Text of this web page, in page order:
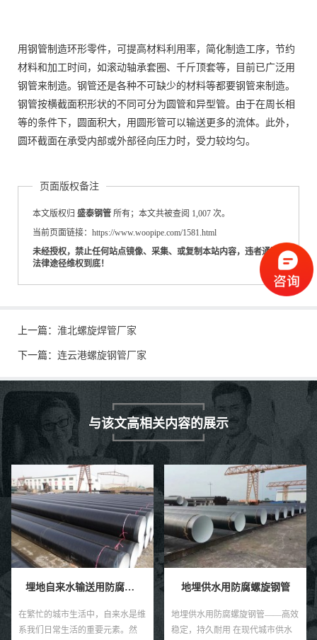
用钢管制造环形零件，可提高材料利用率，简化制造工序，节约
材料和加工时间，如滚动轴承套圈、千斤顶套等，目前已广泛用
钢管来制造。钢管还是各种不可缺少的材料等都要钢管来制造。
钢管按横截面积形状的不同可分为圆管和异型管。由于在周长相
等的条件下，圆面积大，用圆形管可以输送更多的流体。此外，
圆环截面在承受内部或外部径向压力时，受力较均匀。
页面版权备注
本文版权归 盛泰钢管 所有；本文共被查阅 1,007 次。
当前页面链接：https://www.woopipe.com/1581.html
未经授权，禁止任何站点镜像、采集、或复制本站内容，违者通过
法律途径维权到底！
上一篇： 淮北螺旋焊管厂家
下一篇： 连云港螺旋钢管厂家
与该文高相关内容的展示
埋地自来水输送用防腐钢管
在繁忙的城市生活中，自来水是维
系我们日常生活的重要元素。然
地埋供水用防腐螺旋钢管
地埋供水用防腐螺旋钢管——高效
稳定，持久耐用 在现代城市供水